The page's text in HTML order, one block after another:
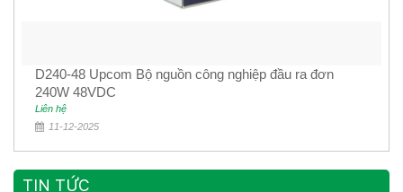
D240-48 Upcom Bộ nguồn công nghiệp đầu ra đơn
240W 48VDC
Liên hệ
11-12-2025
TIN TỨC